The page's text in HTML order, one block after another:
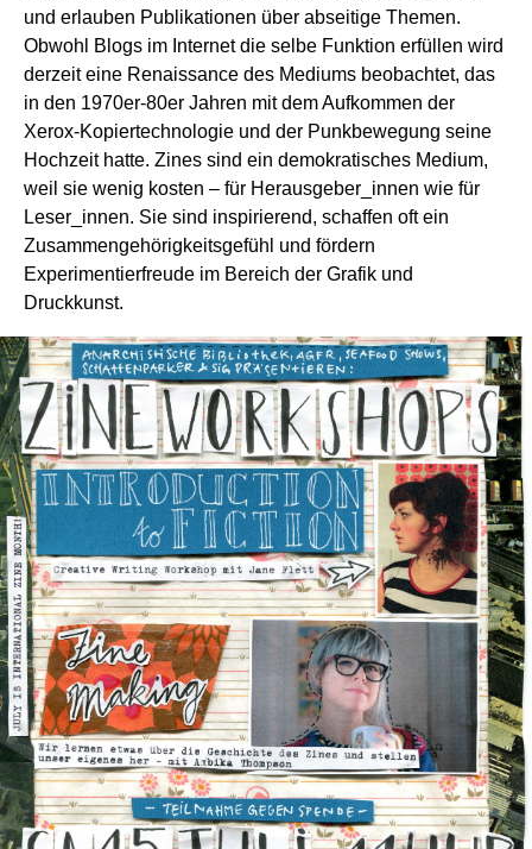
und erlauben Publikationen über abseitige Themen.
Obwohl Blogs im Internet die selbe Funktion erfüllen wird
derzeit eine Renaissance des Mediums beobachtet, das
in den 1970er-80er Jahren mit dem Aufkommen der
Xerox-Kopiertechnologie und der Punkbewegung seine
Hochzeit hatte. Zines sind ein demokratisches Medium,
weil sie wenig kosten – für Herausgeber_innen wie für
Leser_innen. Sie sind inspirierend, schaffen oft ein
Zusammengehörigkeitsgefühl und fördern
Experimentierfreude im Bereich der Grafik und
Druckkunst.